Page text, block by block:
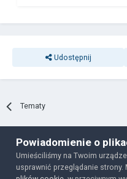
Udostępnij
Tematy
Polityka
Powered by
Powiadomienie o
Umieściliśmy na Twoim
usprawnić przeglądanie strony.